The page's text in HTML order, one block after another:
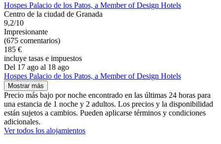
Hospes Palacio de los Patos, a Member of Design Hotels
Centro de la ciudad de Granada
9,2/10
Impresionante
(675 comentarios)
185 €
incluye tasas e impuestos
Del 17 ago al 18 ago
Hospes Palacio de los Patos, a Member of Design Hotels
Mostrar más
Precio más bajo por noche encontrado en las últimas 24 horas para
una estancia de 1 noche y 2 adultos. Los precios y la disponibilidad
están sujetos a cambios. Pueden aplicarse términos y condiciones
adicionales.
Ver todos los alojamientos